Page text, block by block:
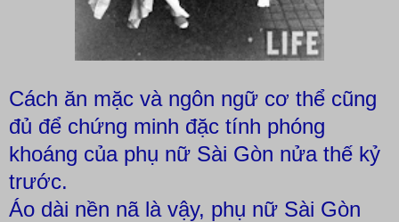
Cách ăn mặc và ngôn ngữ cơ thể cũng
đủ để chứng minh đặc tính phóng
khoáng của phụ nữ Sài Gòn nửa thế kỷ
trước.
Áo dài nền nã là vậy, phụ nữ Sài Gòn